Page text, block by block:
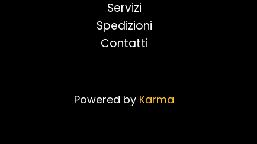
Servizi
Spedizioni
Contatti
Powered by Karma